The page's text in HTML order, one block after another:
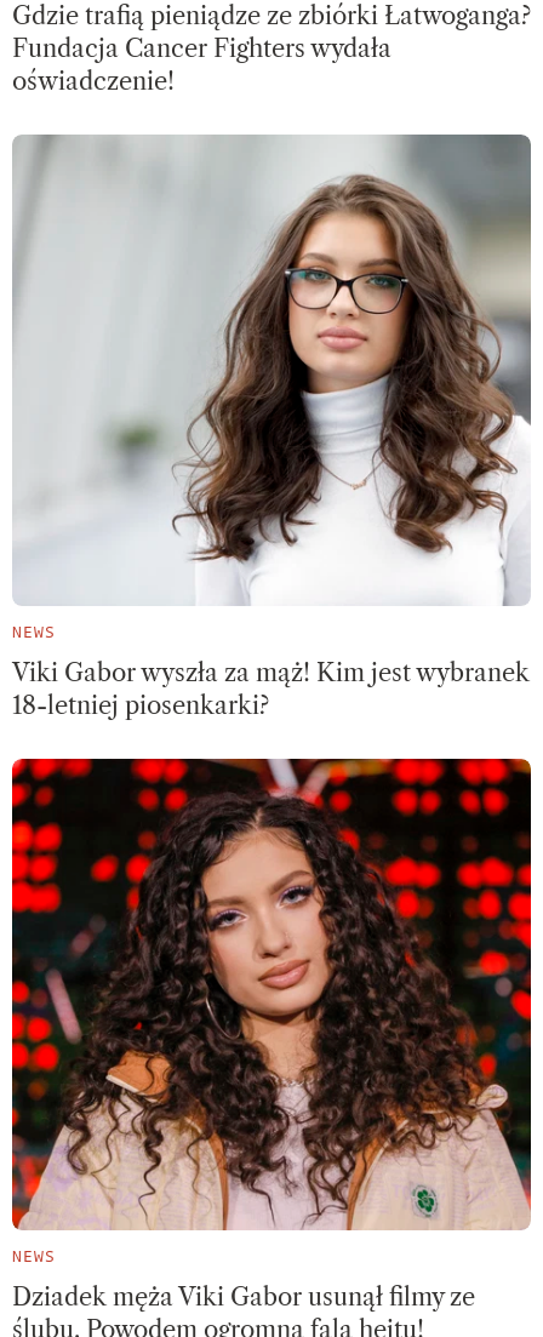
Gdzie trafią pieniądze ze zbiórki Łatwoganga?
Fundacja Cancer Fighters wydała
oświadczenie!
NEWS
Viki Gabor wyszła za mąż! Kim jest wybranek
18-letniej piosenkarki?
NEWS
Dziadek męża Viki Gabor usunął filmy ze
ślubu. Powodem ogromna fala hejtu!